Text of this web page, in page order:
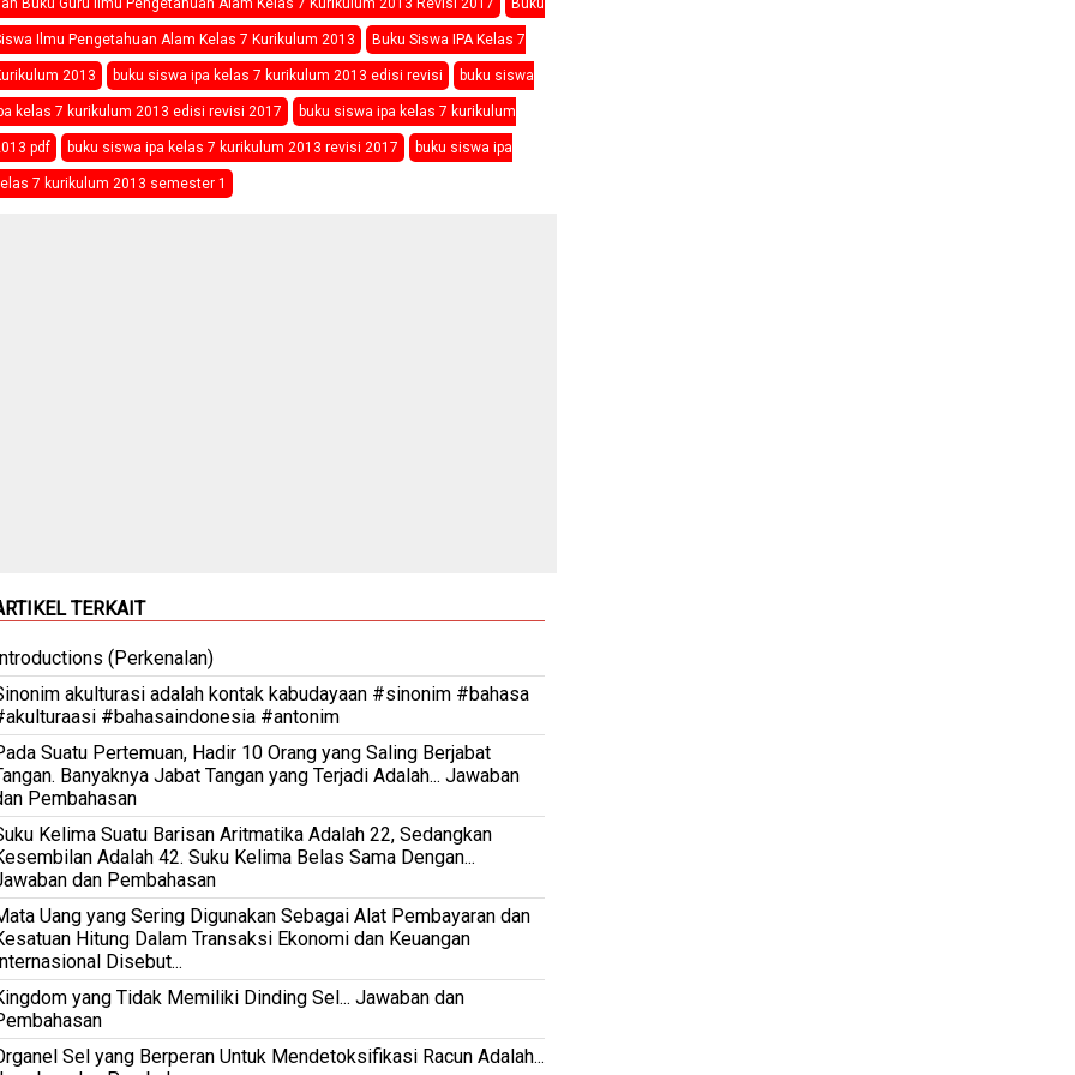
Ilmu Pengetahuan Alam Kelas 7 Kurikulum 2013 Buku Siswa IPA Kelas 7
2013 buku siswa ipa kelas 7 kurikulum 2013 edisi revisi buku siswa
kelas 7 kurikulum 2013 edisi revisi 2017 buku siswa ipa kelas 7 kurikulum
pdf buku siswa ipa kelas 7 kurikulum 2013 revisi 2017 buku siswa ipa
7 kurikulum 2013 semester 1
TERKAIT
(Perkenalan)
akulturasi adalah kontak kabudayaan #sinonim #bahasa
#bahasaindonesia #antonim
Suatu Pertemuan, Hadir 10 Orang yang Saling Berjabat
Banyaknya Jabat Tangan yang Terjadi Adalah... Jawaban
Pembahasan
Kelima Suatu Barisan Aritmatika Adalah 22, Sedangkan
Adalah 42. Suku Kelima Belas Sama Dengan...
dan Pembahasan
Uang yang Sering Digunakan Sebagai Alat Pembayaran dan
Hitung Dalam Transaksi Ekonomi dan Keuangan
Disebut...
yang Tidak Memiliki Dinding Sel... Jawaban dan
Sel yang Berperan Untuk Mendetoksifikasi Racun Adalah...